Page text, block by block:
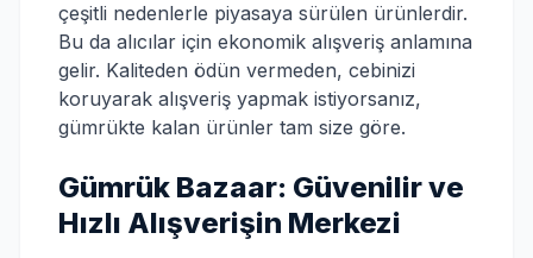
çeşitli nedenlerle piyasaya sürülen ürünlerdir.
Bu da alıcılar için ekonomik alışveriş anlamına
gelir. Kaliteden ödün vermeden, cebinizi
koruyarak alışveriş yapmak istiyorsanız,
gümrükte kalan ürünler tam size göre.
Gümrük Bazaar: Güvenilir ve
Hızlı Alışverişin Merkezi